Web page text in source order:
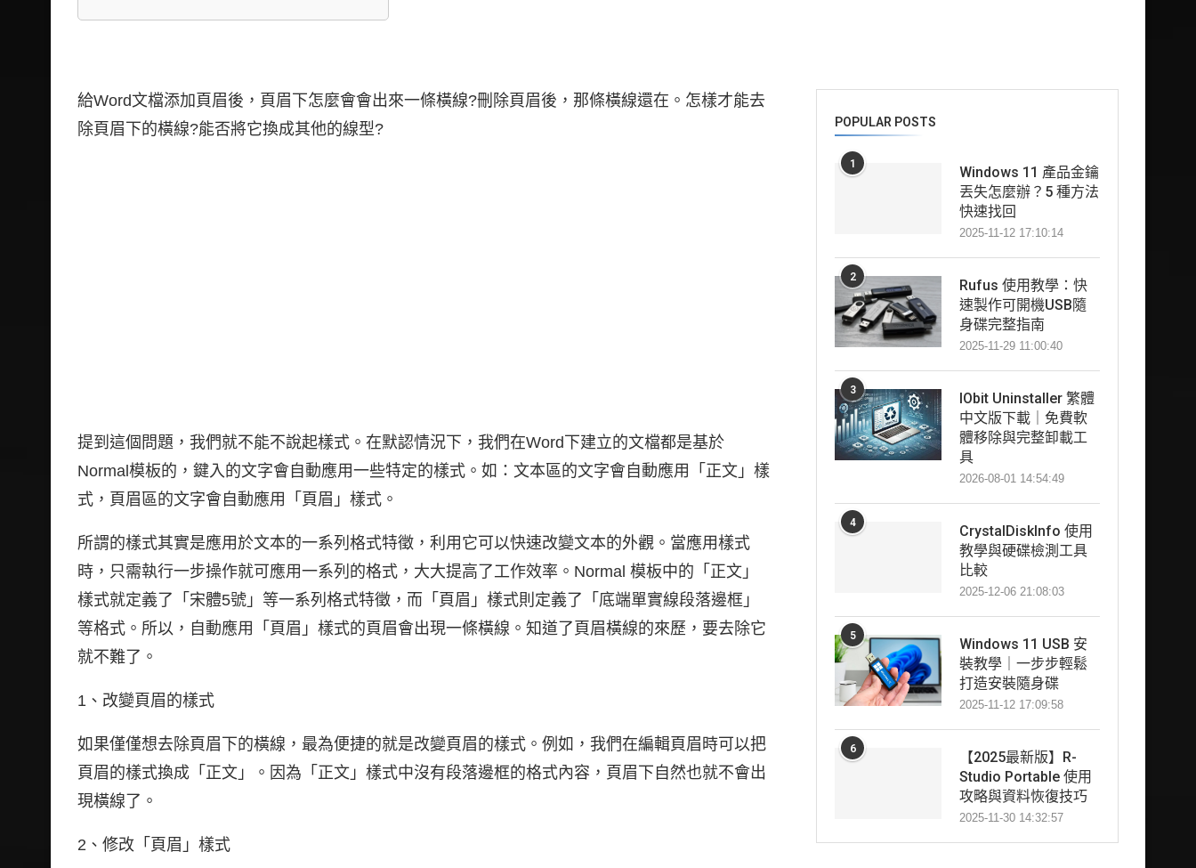
給Word文檔添加頁眉後，頁眉下怎麼會會出來一條橫線?刪除頁眉後，那條橫線還在。怎樣才能去
除頁眉下的橫線?能否將它換成其他的線型?
提到這個問題，我們就不能不說起樣式。在默認情況下，我們在Word下建立的文檔都是基於
Normal模板的，鍵入的文字會自動應用一些特定的樣式。如：文本區的文字會自動應用「正文」樣
式，頁眉區的文字會自動應用「頁眉」樣式。
所謂的樣式其實是應用於文本的一系列格式特徵，利用它可以快速改變文本的外觀。當應用樣式
時，只需執行一步操作就可應用一系列的格式，大大提高了工作效率。Normal 模板中的「正文」
樣式就定義了「宋體5號」等一系列格式特徵，而「頁眉」樣式則定義了「底端單實線段落邊框」
等格式。所以，自動應用「頁眉」樣式的頁眉會出現一條橫線。知道了頁眉橫線的來歷，要去除它
就不難了。
1、改變頁眉的樣式
如果僅僅想去除頁眉下的橫線，最為便捷的就是改變頁眉的樣式。例如，我們在編輯頁眉時可以把
頁眉的樣式換成「正文」。因為「正文」樣式中沒有段落邊框的格式內容，頁眉下自然也就不會出
現橫線了。
2、修改「頁眉」樣式
POPULAR POSTS
1
Windows 11 產品金鑰
丟失怎麼辦？5 種方法
快速找回
2025-11-12 17:10:14
2
Rufus 使用教學：快
速製作可開機USB隨
身碟完整指南
2025-11-29 11:00:40
3
IObit Uninstaller 繁體
中文版下載｜免費軟
體移除與完整卸載工
具
2026-08-01 14:54:49
4
CrystalDiskInfo 使用
教學與硬碟檢測工具
比較
2025-12-06 21:08:03
5
Windows 11 USB 安
裝教學｜一步步輕鬆
打造安裝隨身碟
2025-11-12 17:09:58
6
【2025最新版】R-
Studio Portable 使用
攻略與資料恢復技巧
2025-11-30 14:32:57